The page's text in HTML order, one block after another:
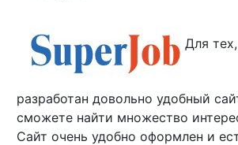
Для
разработан довольно удобный
сможете найти множество
Сайт очень удобно оформлен и